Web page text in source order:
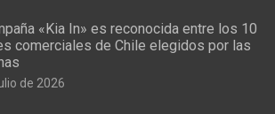
«Kia In» es reconocida entre los 10
comerciales de Chile elegidos por las
de 2026